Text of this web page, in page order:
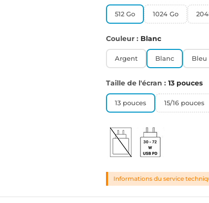
512 Go 1024 Go
Couleur : Blanc
Argent Blanc Bleu
Taille de l'écran : 13 pouces
13 pouces 15/16 pouces
Informations du service